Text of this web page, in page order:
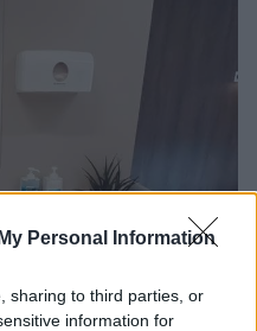
Personal Information
sharing to third parties, or
information for